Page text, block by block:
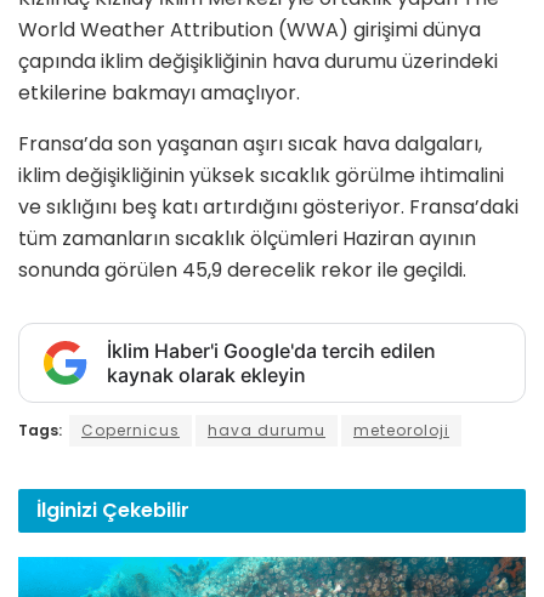
World Weather Attribution (WWA) girişimi dünya
çapında iklim değişikliğinin hava durumu üzerindeki
etkilerine bakmayı amaçlıyor.
Fransa’da son yaşanan aşırı sıcak hava dalgaları,
iklim değişikliğinin yüksek sıcaklık görülme ihtimalini
ve sıklığını beş katı artırdığını gösteriyor. Fransa’daki
tüm zamanların sıcaklık ölçümleri Haziran ayının
sonunda görülen 45,9 derecelik rekor ile geçildi.
İklim Haber'i Google'da tercih edilen
kaynak olarak ekleyin
Tags: Copernicus hava durumu meteoroloji
İlginizi Çekebilir